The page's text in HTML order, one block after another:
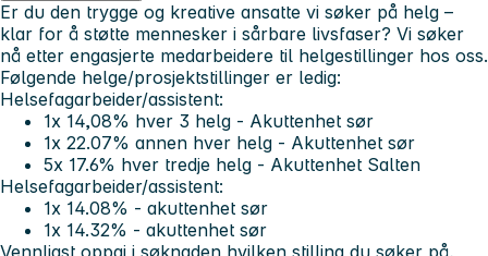
Er du den trygge og kreative ansatte vi søker på helg –
klar for å støtte mennesker i sårbare livsfaser? Vi søker
nå etter engasjerte medarbeidere til helgestillinger hos oss.
Følgende helge/prosjektstillinger er ledig:
Helsefagarbeider/assistent:
1x 14,08% hver 3 helg - Akuttenhet sør
1x 22.07% annen hver helg - Akuttenhet sør
5x 17.6% hver tredje helg - Akuttenhet Salten
Helsefagarbeider/assistent:
1x 14.08% - akuttenhet sør
1x 14.32% - akuttenhet sør